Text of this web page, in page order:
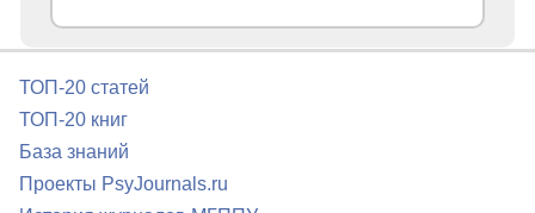
ТОП-20 статей
ТОП-20 книг
База знаний
Проекты PsyJournals.ru